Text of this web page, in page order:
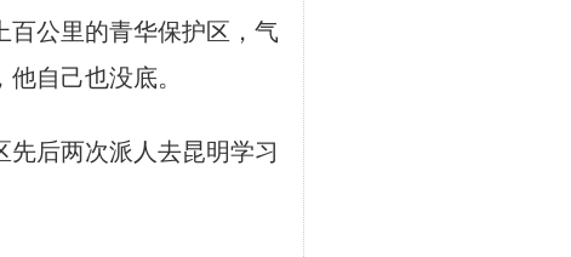
百公里的青华保护区，气
自己也没底。
后两次派人去昆明学习